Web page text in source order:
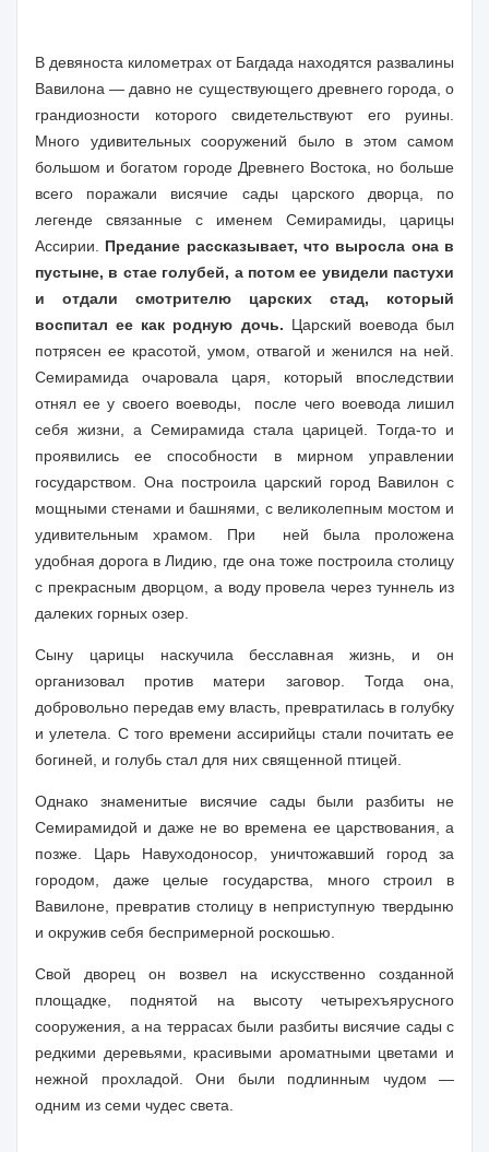
В девяноста километрах от Багдада находятся развалины
Вавилона — давно не существующего древнего города, о
грандиозности которого свидетельствуют его руины.
Много удивительных сооружений было в этом самом
большом и богатом городе Древнего Востока, но больше
всего поражали висячие сады царского дворца, по
легенде связанные с именем Семирамиды, царицы
Ассирии. Предание рассказывает, что выросла она в
пустыне, в стае голубей, а потом ее увидели пастухи
и отдали смотрителю царских стад, который
воспитал ее как родную дочь. Царский воевода был
потрясен ее красотой, умом, отвагой и женился на ней.
Семирамида очаровала царя, который впоследствии
отнял ее у своего воеводы, после чего воевода лишил
себя жизни, а Семирамида стала царицей. Тогда-то и
проявились ее способности в мирном управлении
государством. Она построила царский город Вавилон с
мощными стенами и башнями, с великолепным мостом и
удивительным храмом. При ней была проложена
удобная дорога в Лидию, где она тоже построила столицу
с прекрасным дворцом, а воду провела через туннель из
далеких горных озер.
Сыну царицы наскучила бесславная жизнь, и он
организовал против матери заговор. Тогда она,
добровольно передав ему власть, превратилась в голубку
и улетела. С того времени ассирийцы стали почитать ее
богиней, и голубь стал для них священной птицей.
Однако знаменитые висячие сады были разбиты не
Семирамидой и даже не во времена ее царствования, а
позже. Царь Навуходоносор, уничтожавший город за
городом, даже целые государства, много строил в
Вавилоне, превратив столицу в неприступную твердыню
и окружив себя беспримерной роскошью.
Свой дворец он возвел на искусственно созданной
площадке, поднятой на высоту четырехъярусного
сооружения, а на террасах были разбиты висячие сады с
редкими деревьями, красивыми ароматными цветами и
нежной прохладой. Они были подлинным чудом —
одним из семи чудес света.